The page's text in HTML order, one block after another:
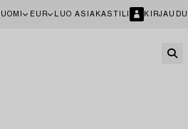
EUR LUO ASIAKASTILI KIRJAUDU